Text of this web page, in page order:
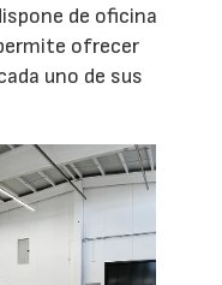
de oficina
ofrecer
uno de sus